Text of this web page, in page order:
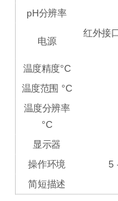
pH分辨率
电源
红外接
温度精度°C
温度范围 °C
温度分辨率
°C
显示器
操作环境
5
简短描述